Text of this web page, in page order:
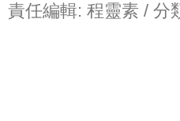
責任編輯: 程靈素 / 分